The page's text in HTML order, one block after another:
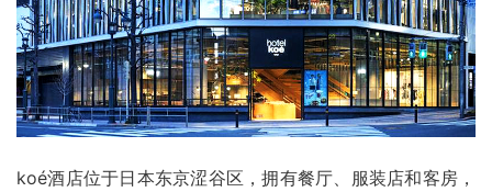
koé酒店位于日本东京涩谷区，拥有餐厅、服装店和客房，